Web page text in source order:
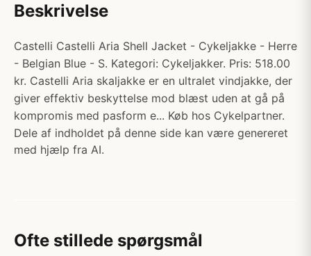
Beskrivelse
Castelli Castelli Aria Shell Jacket - Cykeljakke - Herre
- Belgian Blue - S. Kategori: Cykeljakker. Pris: 518.00
kr. Castelli Aria skaljakke er en ultralet vindjakke, der
giver effektiv beskyttelse mod blæst uden at gå på
kompromis med pasform e... Køb hos Cykelpartner.
Dele af indholdet på denne side kan være genereret
med hjælp fra AI.
Ofte stillede spørgsmål